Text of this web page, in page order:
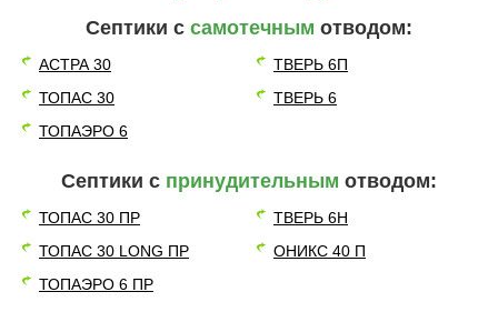
Септики с самотечным отводом:
АСТРА 30
ТОПАС 30
ТОПАЭРО 6
ТВЕРЬ 6П
ТВЕРЬ 6
Септики с принудительным отводом:
ТОПАС 30 ПР
ТОПАС 30 LONG ПР
ТОПАЭРО 6 ПР
ТВЕРЬ 6Н
ОНИКС 40 П